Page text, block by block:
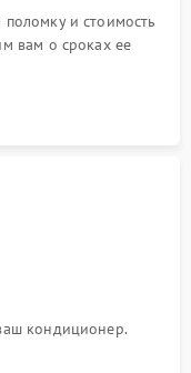
и стоимость
вам о сроках ее
кондиционер.